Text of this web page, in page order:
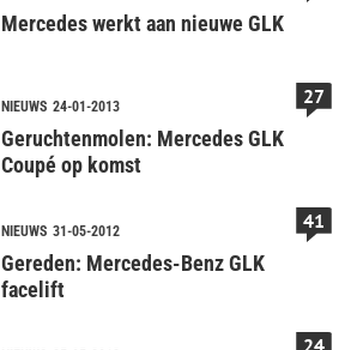
Mercedes werkt aan nieuwe GLK
NIEUWS 24-01-2013
Geruchtenmolen: Mercedes GLK
Coupé op komst
27
NIEUWS 31-05-2012
Gereden: Mercedes-Benz GLK
facelift
41
24